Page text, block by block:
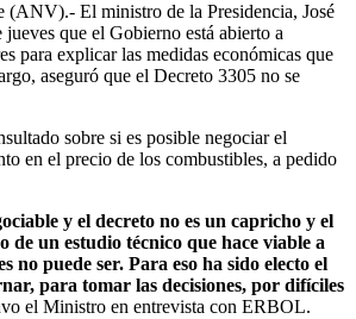
(ANV).- El ministro de la Presidencia, José
que el Gobierno está abierto a
para explicar las medidas económicas que
aseguró que el Decreto 3305 no se
sobre si es posible negociar el
en el precio de los combustibles, a pedido
y el decreto no es un capricho y el
de un estudio técnico que hace viable a
no puede ser. Para eso ha sido electo el
para tomar las decisiones, por difíciles
el Ministro en entrevista con ERBOL.